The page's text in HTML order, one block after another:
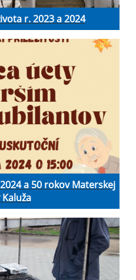
r. 2023 a 2024
a 50 rokov Materskej